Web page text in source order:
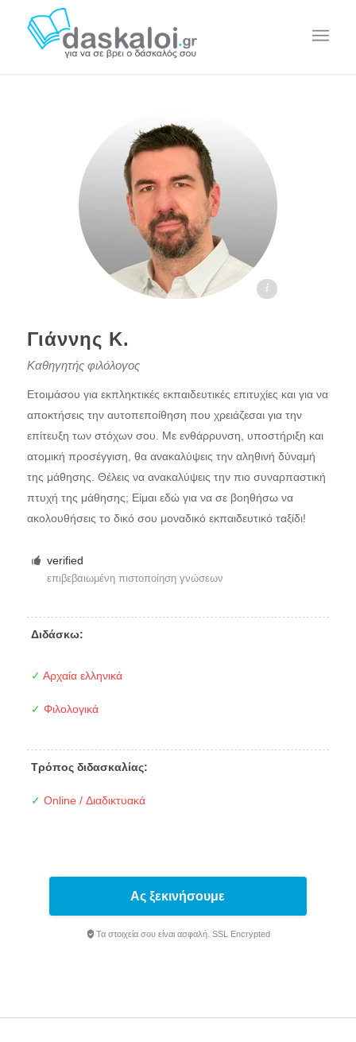
Γιάννης Κ. daskaloi.gr
Γιάννης Κ.
Καθηγητής φιλόλογος
Ετοιμάσου για εκπληκτικές εκπαιδευτικές επιτυχίες και για να
αποκτήσεις την αυτοπεποίθηση που χρειάζεσαι για την
επίτευξη των στόχων σου. Με ενθάρρυνση, υποστήριξη και
ατομική προσέγγιση, θα ανακαλύψεις την αληθινή δύναμή
της μάθησης. Θέλεις να ανακαλύψεις την πιο συναρπαστική
πτυχή της μάθησης; Είμαι εδώ για να σε βοηθήσω να
ακολουθήσεις το δικό σου μοναδικό εκπαιδευτικό ταξίδι!
verified
επιβεβαιωμένη πιστοποίηση γνώσεων
Διδάσκω:
✓ Αρχαία ελληνικά
✓ Φιλολογικά
Τρόπος διδασκαλίας:
✓ Online / Διαδικτυακά
Ας ξεκινήσουμε
Τα στοιχεία σου είναι ασφαλή. SSL Encrypted